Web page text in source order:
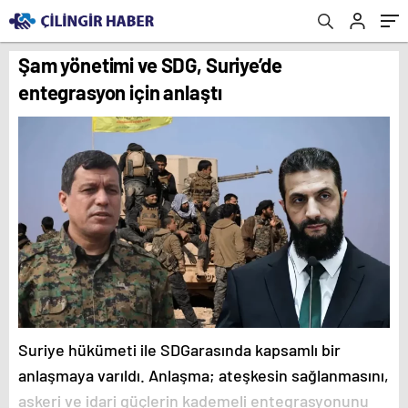
Şam yönetimi ve SDG, Suriye’de
entegrasyon için anlaştı
Suriye hükümeti ile SDGarasında kapsamlı bir
anlaşmaya varıldı. Anlaşma; ateşkesin sağlanmasını,
askeri ve idari güçlerin kademeli entegrasyonunu